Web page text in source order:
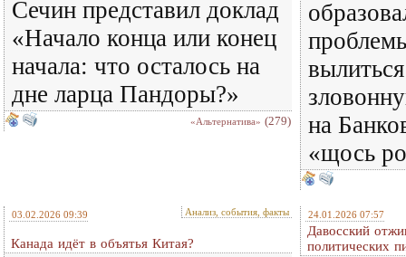
Сечин представил доклад
«Начало конца или конец
начала: что осталось на
дне ларца Пандоры?»
«Альтернатива» (279)
на
«щось
03.02.2026 09:39 Анализ, события, факты
Канада идёт в объятья Китая?
24.01.2026 07:57
Давосский
политических